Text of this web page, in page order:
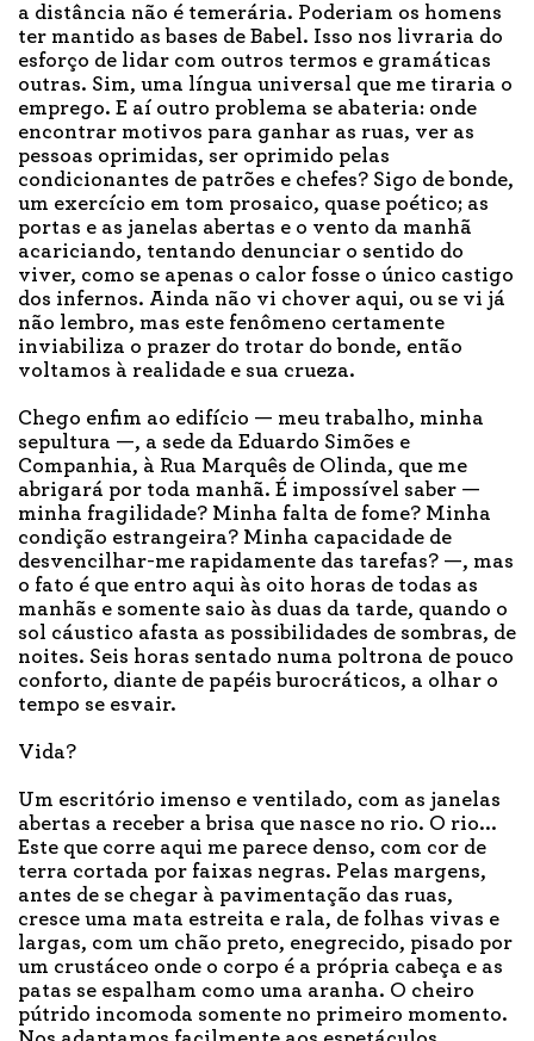
a distância não é temerária. Poderiam os homens
ter mantido as bases de Babel. Isso nos livraria do
esforço de lidar com outros termos e gramáticas
outras. Sim, uma língua universal que me tiraria o
emprego. E aí outro problema se abateria: onde
encontrar motivos para ganhar as ruas, ver as
pessoas oprimidas, ser oprimido pelas
condicionantes de patrões e chefes? Sigo de bonde,
um exercício em tom prosaico, quase poético; as
portas e as janelas abertas e o vento da manhã
acariciando, tentando denunciar o sentido do
viver, como se apenas o calor fosse o único castigo
dos infernos. Ainda não vi chover aqui, ou se vi já
não lembro, mas este fenômeno certamente
inviabiliza o prazer do trotar do bonde, então
voltamos à realidade e sua crueza.
Chego enfim ao edifício — meu trabalho, minha
sepultura —, a sede da Eduardo Simões e
Companhia, à Rua Marquês de Olinda, que me
abrigará por toda manhã. É impossível saber —
minha fragilidade? Minha falta de fome? Minha
condição estrangeira? Minha capacidade de
desvencilhar-me rapidamente das tarefas? —, mas
o fato é que entro aqui às oito horas de todas as
manhãs e somente saio às duas da tarde, quando o
sol cáustico afasta as possibilidades de sombras, de
noites. Seis horas sentado numa poltrona de pouco
conforto, diante de papéis burocráticos, a olhar o
tempo se esvair.
Vida?
Um escritório imenso e ventilado, com as janelas
abertas a receber a brisa que nasce no rio. O rio...
Este que corre aqui me parece denso, com cor de
terra cortada por faixas negras. Pelas margens,
antes de se chegar à pavimentação das ruas,
cresce uma mata estreita e rala, de folhas vivas e
largas, com um chão preto, enegrecido, pisado por
um crustáceo onde o corpo é a própria cabeça e as
patas se espalham como uma aranha. O cheiro
pútrido incomoda somente no primeiro momento.